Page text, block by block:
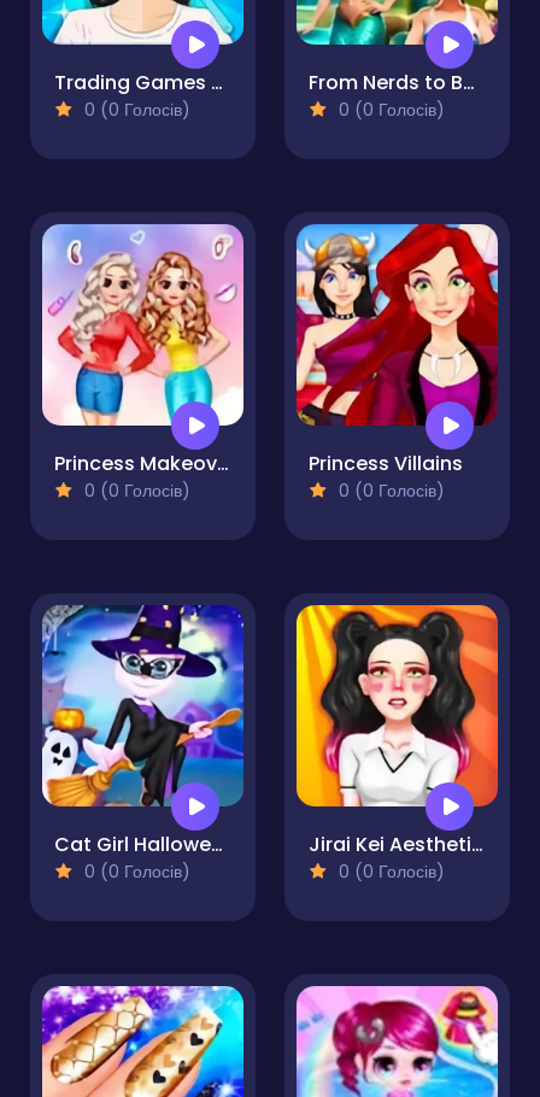
Trading Games Playtime
0 (0 Голосів)
From Nerds to Beauties
0 (0 Голосів)
Princess Makeover Salon
0 (0 Голосів)
Princess Villains
0 (0 Голосів)
Cat Girl Halloween Preparation
0 (0 Голосів)
Jirai Kei Aesthetics
0 (0 Голосів)